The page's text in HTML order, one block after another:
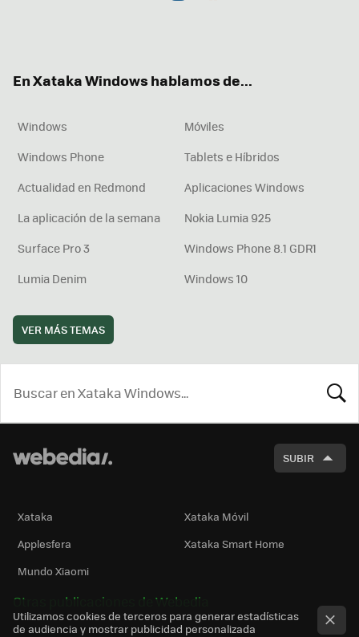
En Xataka Windows hablamos de...
Windows
Móviles
Windows Phone
Tablets e Híbridos
Actualidad en Redmond
Aplicaciones Windows
La aplicación de la semana
Nokia Lumia 925
Surface Pro 3
Windows Phone 8.1 GDR1
Lumia Denim
Windows 10
VER MÁS TEMAS
SUBIR
Xataka
Xataka Móvil
Applesfera
Xataka Smart Home
Mundo Xiaomi
Otras publicaciones de Webedia
Utilizamos cookies de terceros para generar estadísticas
de audiencia y mostrar publicidad personalizada